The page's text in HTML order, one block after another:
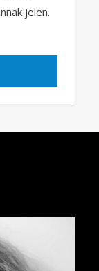
jelen.